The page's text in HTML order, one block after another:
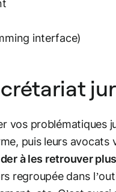
interface)
vos problématiques
puis leurs avocats
à les retrouver
regroupée dans